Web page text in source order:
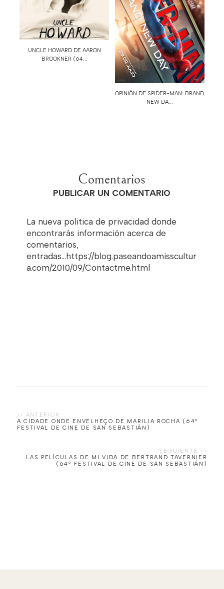
UNCLE HOWARD DE AARON
BROOKNER (64...
OPINIÓN DE SPIDER-MAN: BRAND
NEW DA...
Comentarios
PUBLICAR UN COMENTARIO
La nueva politica de privacidad donde
encontrarás información acerca de
comentarios,
entradas...https://blog.paseandoamisscultur
a.com/2010/09/Contactme.html
A CIDADE ONDE ENVELHEÇO DE MARILIA ROCHA (64º
FESTIVAL DE CINE DE SAN SEBASTIÁN)
LAS PELÍCULAS DE MI VIDA DE BERTRAND TAVERNIER
(64º FESTIVAL DE CINE DE SAN SEBASTIÁN)